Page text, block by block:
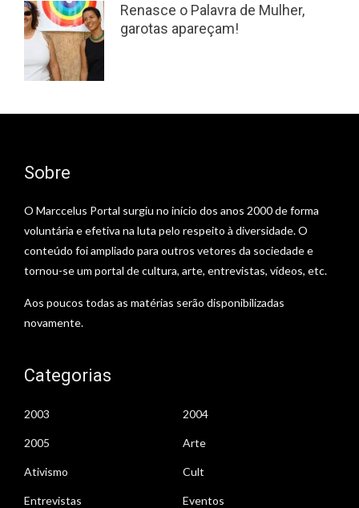
Renasce o Palavra de Mulher,
garotas apareçam!
Sobre
O Marccelus Portal surgiu no início dos anos 2000 de forma
voluntária e efetiva na luta pelo respeito à diversidade. O
conteúdo foi ampliado para outros vetores da sociedade e
tornou-se um portal de cultura, arte, entrevistas, vídeos, etc.
Aos poucos todas as matérias serão disponibilizadas
novamente.
Categorias
2003 2004
2005 Arte
Ativismo Cult
Entrevistas Eventos